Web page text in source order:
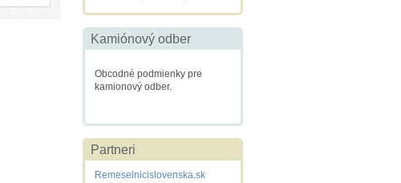
Kamiónový odber
Obcodné podmienky pre
kamionový odber.
Partneri
Remeselnicislovenska.sk